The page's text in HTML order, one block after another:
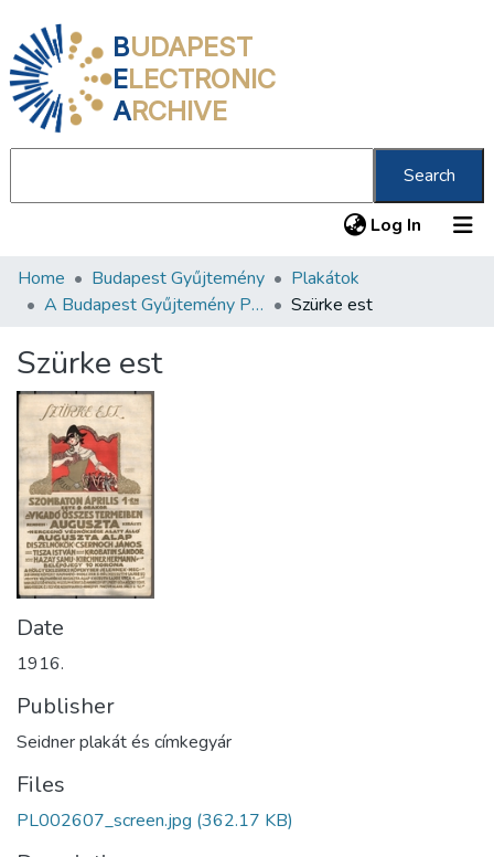
BUDAPEST
ELECTRONIC
ARCHIVE
Search
Log In (current)
Communities & Collections
Statistics
About us
Home Budapest Gyűjtemény
Plakátok
A Budapest Gyűjtemény Plakáttárának plakátjai
Szürke est
Szürke est
Date
1916.
Publisher
Seidner plakát és címkegyár
Files
PL002607_screen.jpg (362.17 KB)